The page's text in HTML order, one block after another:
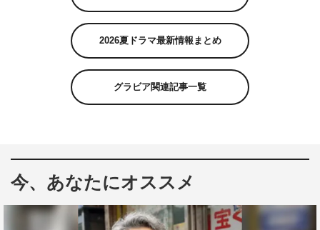
2026夏ドラマ最新情報まとめ
グラビア関連記事一覧
今、あなたにオススメ